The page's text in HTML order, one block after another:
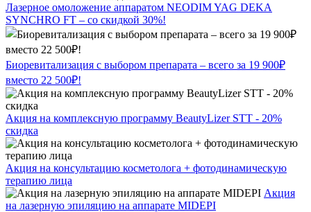
Лазерное омоложение аппаратом NEODIM YAG DEKA
SYNCHRO FT – со скидкой 30%!
Биоревитализация с выбором препарата – всего за 19 900₽
вместо 22 500₽!
Акция на комплексную программу BeautyLizer STT - 20%
скидка
Акция на консультацию косметолога + фотодинамическую
терапию лица
Акция
на лазерную эпиляцию на аппарате MIDEPI